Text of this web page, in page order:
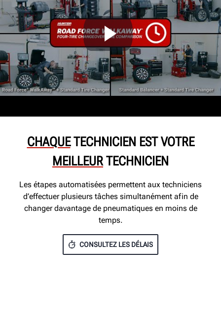
CHAQUETECHNICIEN EST VOTRE
MEILLEURTECHNICIEN
Les étapes automatisées permettent aux techniciens
d’effectuer plusieurs tâches simultanément afin de
changer davantage de pneumatiques en moins de
temps.
CONSULTEZ LES DÉLAIS